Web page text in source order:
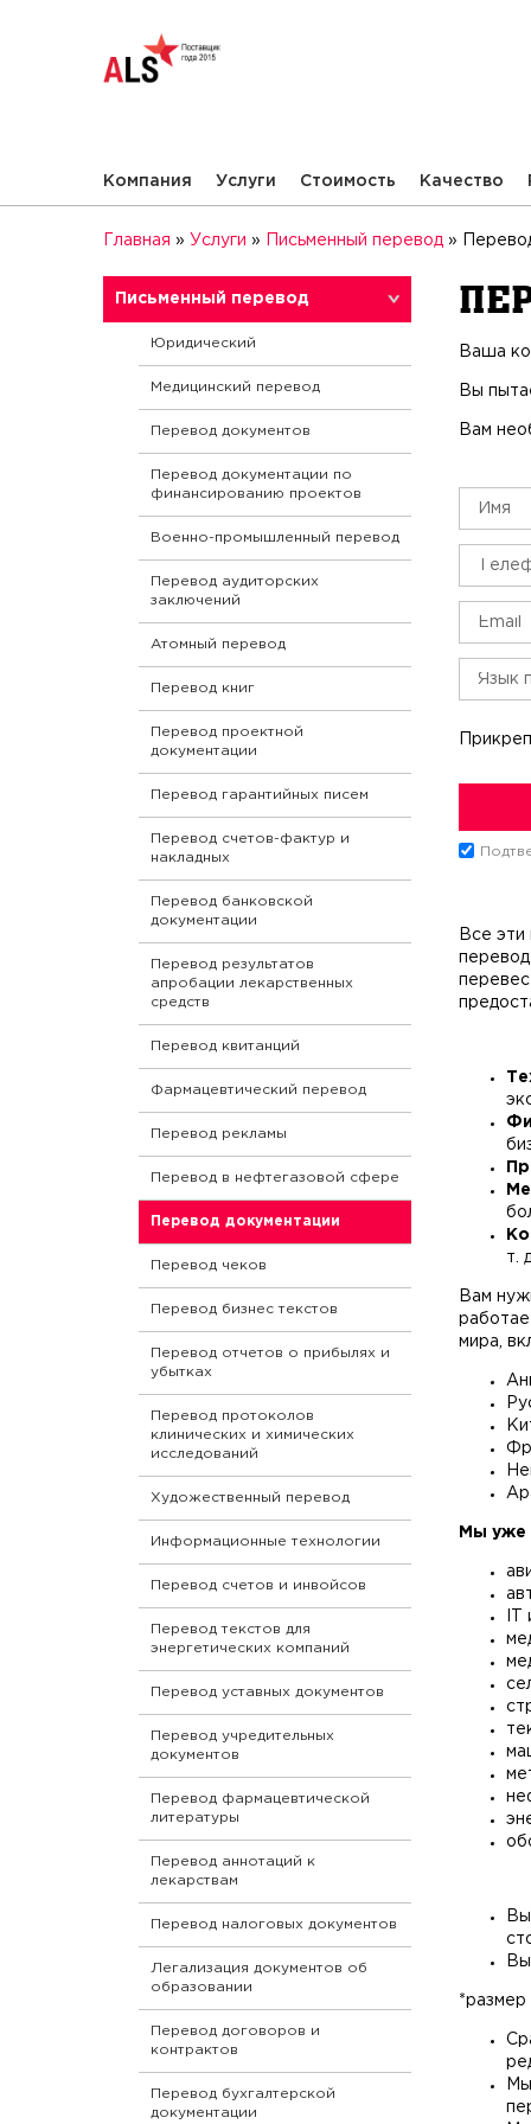
Компания Услуги Стоимость Качество
Главная » Услуги » Письменный перевод »
Письменный перевод
Юридический
Медицинский перевод
Перевод документов
Перевод документации по
финансированию проектов
Военно-промышленный перевод
Перевод аудиторских
заключений
Атомный перевод
Перевод книг
Перевод проектной
документации
Перевод гарантийных писем
Перевод счетов-фактур и
накладных
Перевод банковской
документации
Перевод результатов
апробации лекарственных
средств
Перевод квитанций
Фармацевтический перевод
Перевод рекламы
Перевод в нефтегазовой сфере
Перевод документации
Перевод чеков
Перевод бизнес текстов
Перевод отчетов о прибылях и
убытках
Перевод протоколов
клинических и химических
исследований
Художественный перевод
Информационные технологии
Перевод счетов и инвойсов
Перевод текстов для
энергетических компаний
Перевод уставных документов
Перевод учредительных
документов
Перевод фармацевтической
литературы
Перевод аннотаций к
лекарствам
Перевод налоговых документов
Легализация документов об
образовании
Перевод договоров и
контрактов
Перевод бухгалтерской
документации
Ваша
Вы
Вам
Все эти
перевод
т. д.
Вам
мира,
Мы уже
IT
*размер